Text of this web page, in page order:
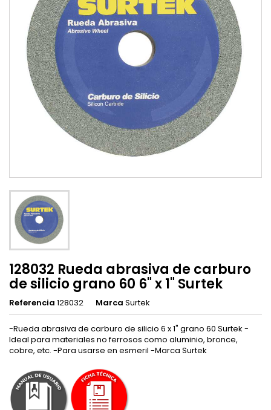
128032 Rueda abrasiva de carburo
de silicio grano 60 6" x 1" Surtek
Referencia 128032 Marca Surtek
-Rueda abrasiva de carburo de silicio 6 x 1" grano 60 Surtek -
Ideal para materiales no ferrosos como aluminio, bronce,
cobre, etc. -Para usarse en esmeril -Marca Surtek